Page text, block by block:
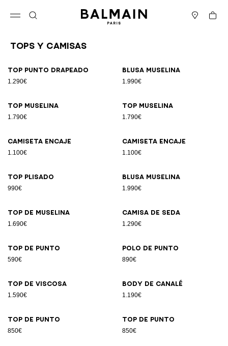
Cesta
Tops Y Camisas
Top punto drapeado
1.290€
Blusa muselina
1.990€
Top muselina
1.790€
Top muselina
1.790€
Camiseta encaje
1.100€
Camiseta encaje
1.100€
Top plisado
990€
Blusa muselina
1.990€
Top de muselina
1.690€
Camisa de seda
1.290€
Top de punto
590€
Polo de punto
890€
Top de viscosa
1.590€
Body de canalé
1.190€
Top de punto
850€
Top de punto
850€